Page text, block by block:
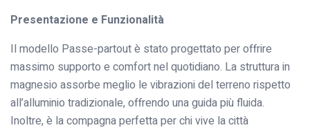
Presentazione e Funzionalità
Il modello Passe-partout è stato progettato per offrire
massimo supporto e comfort nel quotidiano. La struttura in
magnesio assorbe meglio le vibrazioni del terreno rispetto
all’alluminio tradizionale, offrendo una guida più fluida.
Inoltre, è la compagna perfetta per chi vive la città